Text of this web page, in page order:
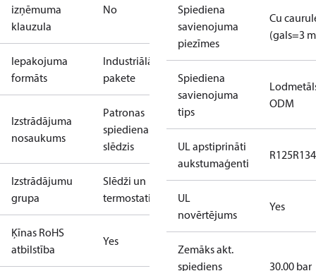
izņēmuma
klauzula
No
Iepakojuma
formāts
Industriālā
pakete
Izstrādājuma
nosaukums
Patronas
spiediena
slēdzis
Izstrādājumu
grupa
Slēdži un
termostati
Ķīnas RoHS
atbilstība
Yes
Spiediena
savienojuma
piezīmes
Cu
(gals=3
Spiediena
savienojuma
tips
ODM
UL apstiprināti
aukstumaģenti
R125
UL
novērtējums
Yes
Zemāks akt.
spiediens
30.00 bar